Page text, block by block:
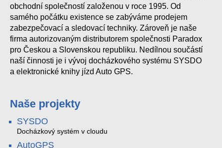
obchodní společností založenou v roce 1995. Od
samého počátku existence se zabýváme prodejem
zabezpečovací a sledovací techniky. Zároveň je naše
firma autorizovaným distributorem společnosti Paradox
pro Českou a Slovenskou republiku. Nedílnou součástí
naší činnosti je i vývoj docházkového systému SYSDO
a elektronické knihy jízd Auto GPS.
Naše projekty
SYSDO
Docházkový systém v cloudu
AutoGPS